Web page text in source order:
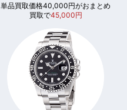
単品買取価格40,000円がおまとめ
買取で45,000円